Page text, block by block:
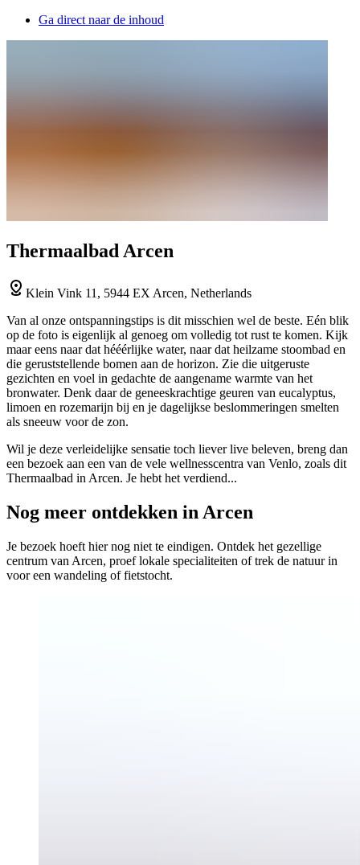
Ga direct naar de inhoud
Thermaalbad Arcen
Klein Vink 11, 5944 EX Arcen, Netherlands
Van al onze ontspanningstips is dit misschien wel de beste. Eén blik
op de foto is eigenlijk al genoeg om volledig tot rust te komen. Kijk
maar eens naar dat hééérlijke water, naar dat heilzame stoombad en
die geruststellende bomen aan de horizon. Zie die uitgeruste
gezichten en voel in gedachte de aangename warmte van het
bronwater. Denk daar de geneeskrachtige geuren van eucalyptus,
limoen en rozemarijn bij en je dagelijkse beslommeringen smelten
als sneeuw voor de zon.
Wil je deze verleidelijke sensatie toch liever live beleven, breng dan
een bezoek aan een van de vele wellnesscentra van Venlo, zoals dit
Thermaalbad in Arcen. Je hebt het verdiend...
Nog meer ontdekken in Arcen
Je bezoek hoeft hier nog niet te eindigen. Ontdek het gezellige
centrum van Arcen, proef lokale specialiteiten of trek de natuur in
voor een wandeling of fietstocht.